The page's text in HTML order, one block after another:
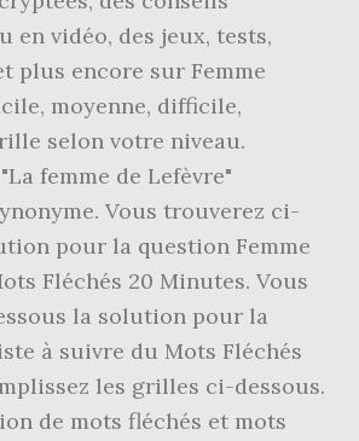
en vidéo, des jeux, tests,
plus encore sur Femme
moyenne, difficile,
selon votre niveau.
femme de Lefèvre"
Vous trouverez ci-
pour la question Femme
Fléchés 20 Minutes. Vous
la solution pour la
à suivre du Mots Fléchés
les grilles ci-dessous.
de mots fléchés et mots